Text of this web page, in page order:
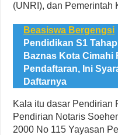
(UNRI), dan Pemerintah
Beasiswa Bergengsi
Pendidikan S1
Baznas Kota Cimahi
Pendaftaran, Ini
Daftarnya
Kala itu dasar Pendirian
Pendirian Notaris
2000 No 115 Yayasan